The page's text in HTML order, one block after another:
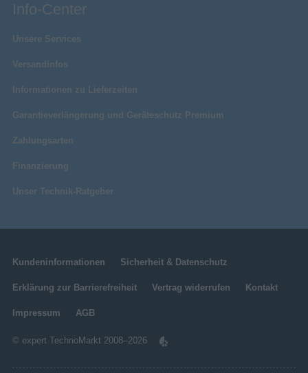
Info-Center
Unsere Services
Versandinfos
Informationen zu Lieferzeiten
Garantieverlängerung und Geräteschutz Premium
Zahlungsarten
Finanzierung
Unser Technik-Ratgeber
Kundeninformationen Sicherheit & Datenschutz
Erklärung zur Barrierefreiheit Vertrag widerrufen Kontakt
Impressum AGB
© expert TechnoMarkt 2008–2026